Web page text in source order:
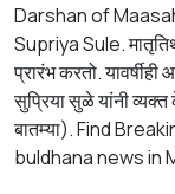
Darshan of
Supriya Sule.
प्रारंभ करतो.
सुप्रिया सुळे यांनी
बातम्या). Find
buldhana news in